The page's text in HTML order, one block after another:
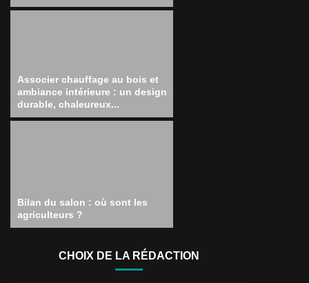
Associer chauffage au bois et
ambiance intérieure : un design
durable, chaleureux...
Bilan du salon : où sont les
agriculteurs ?
CHOIX DE LA RÉDACTION